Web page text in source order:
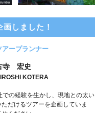
画しました！
アープランナー
寺 宏史
KOTERA
の経験を生かし、現地との太い
だけるツアーを企画していま